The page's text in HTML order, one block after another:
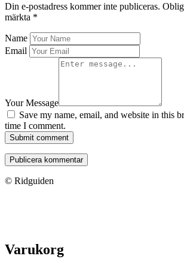
Din e-postadress kommer inte publiceras.
märkta *
Name
Email
Your Message
Save my name, email, and website in this
time I comment.
Submit comment
© Ridguiden
Varukorg